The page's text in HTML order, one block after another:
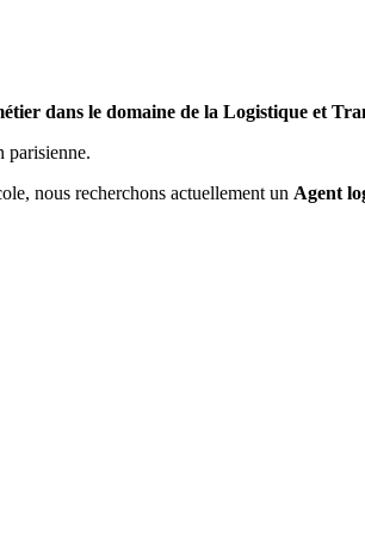
dans le domaine de la Logistique et
parisienne.
nous recherchons actuellement un Agent